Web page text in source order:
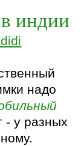
индии
надо
- у разных